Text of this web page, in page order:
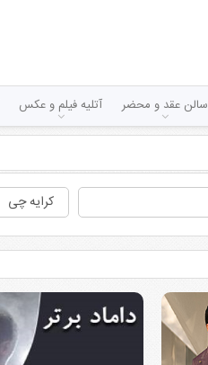
سالن عقد و محضر آتلیه فیلم و عکس